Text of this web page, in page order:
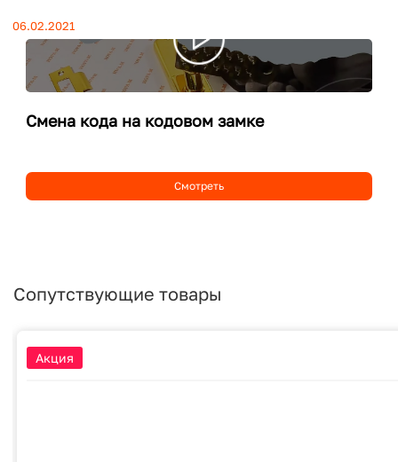
06.02.2021
Смена кода на кодовом замке
Смотреть
Сопутствующие товары
Акция